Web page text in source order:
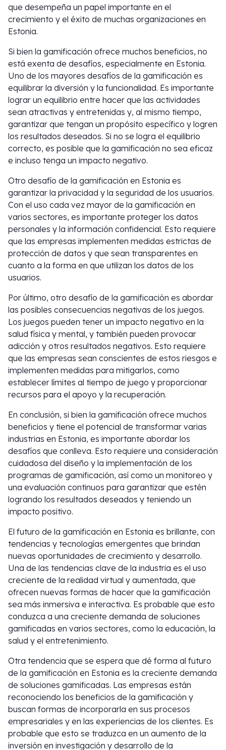
que desempeña un papel importante en el
crecimiento y el éxito de muchas organizaciones en
Estonia.
Si bien la gamificación ofrece muchos beneficios, no
está exenta de desafíos, especialmente en Estonia.
Uno de los mayores desafíos de la gamificación es
equilibrar la diversión y la funcionalidad. Es importante
lograr un equilibrio entre hacer que las actividades
sean atractivas y entretenidas y, al mismo tiempo,
garantizar que tengan un propósito específico y logren
los resultados deseados. Si no se logra el equilibrio
correcto, es posible que la gamificación no sea eficaz
e incluso tenga un impacto negativo.
Otro desafío de la gamificación en Estonia es
garantizar la privacidad y la seguridad de los usuarios.
Con el uso cada vez mayor de la gamificación en
varios sectores, es importante proteger los datos
personales y la información confidencial. Esto requiere
que las empresas implementen medidas estrictas de
protección de datos y que sean transparentes en
cuanto a la forma en que utilizan los datos de los
usuarios.
Por último, otro desafío de la gamificación es abordar
las posibles consecuencias negativas de los juegos.
Los juegos pueden tener un impacto negativo en la
salud física y mental, y también pueden provocar
adicción y otros resultados negativos. Esto requiere
que las empresas sean conscientes de estos riesgos e
implementen medidas para mitigarlos, como
establecer límites al tiempo de juego y proporcionar
recursos para el apoyo y la recuperación.
En conclusión, si bien la gamificación ofrece muchos
beneficios y tiene el potencial de transformar varias
industrias en Estonia, es importante abordar los
desafíos que conlleva. Esto requiere una consideración
cuidadosa del diseño y la implementación de los
programas de gamificación, así como un monitoreo y
una evaluación continuos para garantizar que estén
logrando los resultados deseados y teniendo un
impacto positivo.
El futuro de la gamificación en Estonia es brillante, con
tendencias y tecnologías emergentes que brindan
nuevas oportunidades de crecimiento y desarrollo.
Una de las tendencias clave de la industria es el uso
creciente de la realidad virtual y aumentada, que
ofrecen nuevas formas de hacer que la gamificación
sea más inmersiva e interactiva. Es probable que esto
conduzca a una creciente demanda de soluciones
gamificadas en varios sectores, como la educación, la
salud y el entretenimiento.
Otra tendencia que se espera que dé forma al futuro
de la gamificación en Estonia es la creciente demanda
de soluciones gamificadas. Las empresas están
reconociendo los beneficios de la gamificación y
buscan formas de incorporarla en sus procesos
empresariales y en las experiencias de los clientes. Es
probable que esto se traduzca en un aumento de la
inversión en investigación y desarrollo de la